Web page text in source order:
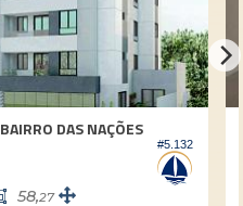
#5.132
BAIRRO DAS NAÇÕES
58,27